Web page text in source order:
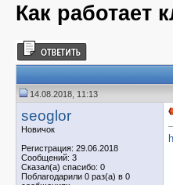
Как работает
14.08.2018, 11:13
seoglor
Новичок
Регистрация: 29.06.2018
Сообщений: 3
Сказал(а) спасибо: 0
Поблагодарили 0 раз(а) в 0